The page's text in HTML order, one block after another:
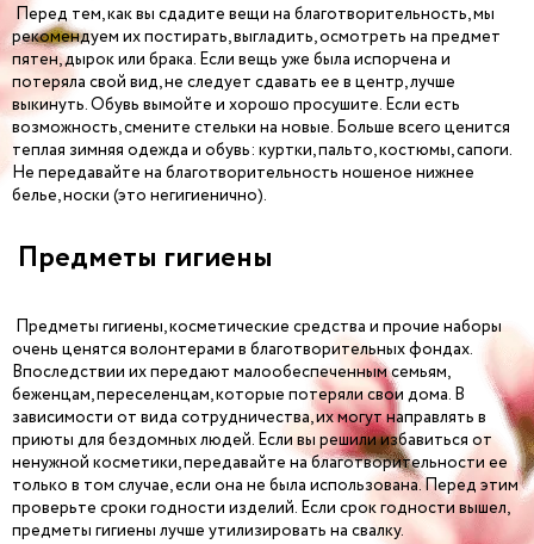
Перед тем, как вы сдадите вещи на благотворительность, мы
рекомендуем их постирать, выгладить, осмотреть на предмет
пятен, дырок или брака. Если вещь уже была испорчена и
потеряла свой вид, не следует сдавать ее в центр, лучше
выкинуть. Обувь вымойте и хорошо просушите. Если есть
возможность, смените стельки на новые. Больше всего ценится
теплая зимняя одежда и обувь: куртки, пальто, костюмы, сапоги.
Не передавайте на благотворительность ношеное нижнее
белье, носки (это негигиенично).
Предметы гигиены
Предметы гигиены, косметические средства и прочие наборы
очень ценятся волонтерами в благотворительных фондах.
Впоследствии их передают малообеспеченным семьям,
беженцам, переселенцам, которые потеряли свои дома. В
зависимости от вида сотрудничества, их могут направлять в
приюты для бездомных людей. Если вы решили избавиться от
ненужной косметики, передавайте на благотворительности ее
только в том случае, если она не была использована. Перед этим
проверьте сроки годности изделий. Если срок годности вышел,
предметы гигиены лучше утилизировать на свалку.